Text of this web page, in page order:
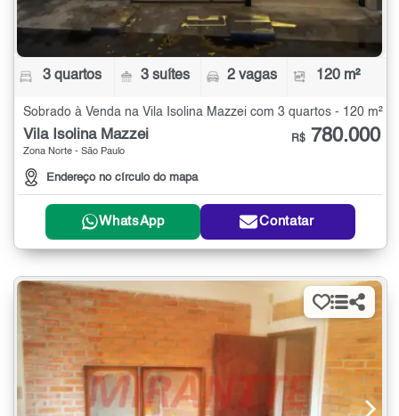
3 quartos 3 suítes 2 vagas 120 m²
Sobrado à Venda na Vila Isolina Mazzei com 3 quartos - 120 m²
Vila Isolina Mazzei
Zona Norte - São Paulo
Endereço no círculo do mapa
R$ 780.000
WhatsApp Contatar